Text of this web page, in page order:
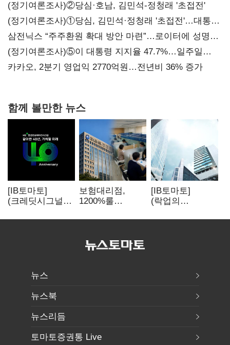
(정기여론조사)②당심·호남, 김민석-정청래 '초접전'
(정기여론조사)①당심, 김민석·정청래 '초접전'…대통령
지지도 '50% 아래로'(종합)
삼전닉스 “주주환원 확대 방안 마련”…로이터에 성명
보내
(정기여론조사)⑤이 대통령 지지율 47.7%…일주일
만에 다시 40%대
카카오, 2분기 영업익 2770억원…전년비 36% 증가
함께 볼만한 뉴스
[IB토마토]
(크레딧시그널)H
, AI 투자 확대에
보험대리점,
1200%룰
[IB토마토]
(락업의
뒤 풀리는 FI
뉴스
뉴스북
뉴스리듬
토마토증권통 Live